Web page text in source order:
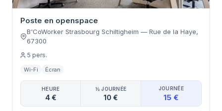
Poste en openspace
B'CoWorker Strasbourg Schiltigheim — Rue de la Haye,
67300
5 pers.
Wi-Fi Écran
HEURE
4 €
½ JOURNÉE
10 €
JOURNÉE
15 €